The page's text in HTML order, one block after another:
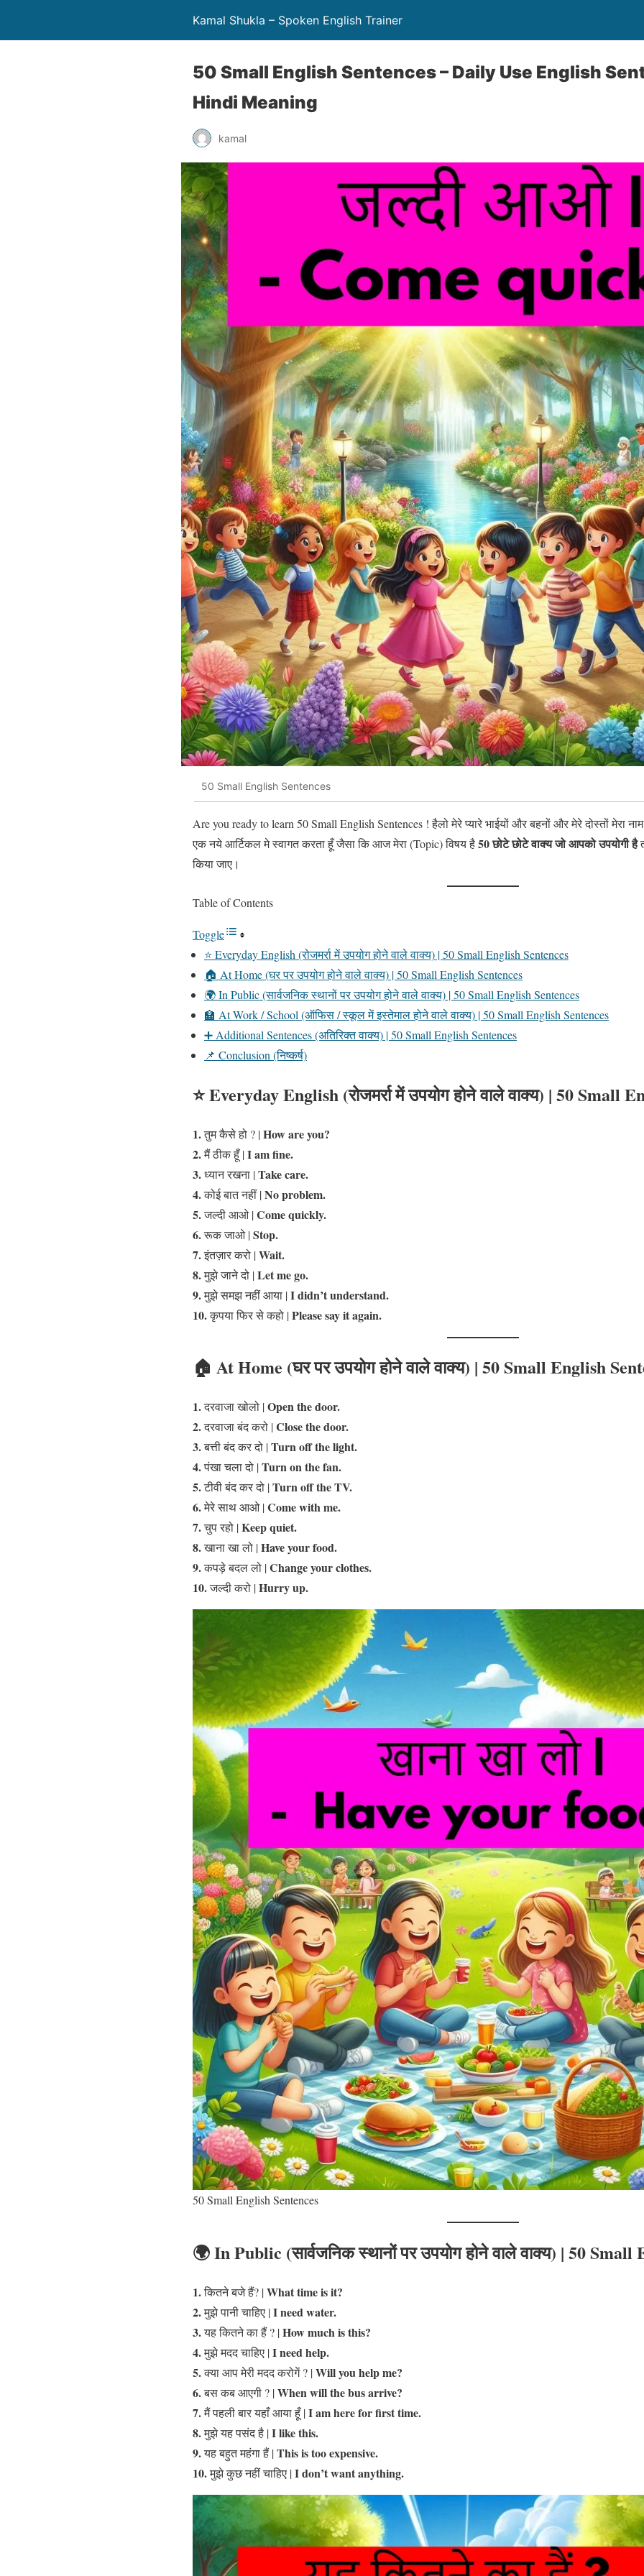
Kamal Shukla – Spoken English Trainer
50 Small English Sentences – Daily Use English
Hindi Meaning
kamal
50 Small English Sentences
Are you ready to learn 50 Small English Sentences ! हैलो मेरे प्यारे भाईयों और बहनों और मेरे दोस्तों मेरा
एक नये आर्टिकल मे स्वागत करता हूँ जैसा कि आज मेरा (Topic) विषय है50 छोटे छोटे वाक्य जो आपको उपयोगी है
किया जाए।
Table of Contents
Toggle
⭐ Everyday English (रोजमर्रा में उपयोग होने वाले वाक्य) | 50 Small English Sentences
🏠 At Home (घर पर उपयोग होने वाले वाक्य) | 50 Small English Sentences
🌍 In Public (सार्वजनिक स्थानों पर उपयोग होने वाले वाक्य) | 50 Small English Sentences
🏫 At Work / School (ऑफिस / स्कूल में इस्तेमाल होने वाले वाक्य) | 50 Small English Sentences
➕ Additional Sentences (अतिरिक्त वाक्य) | 50 Small English Sentences
📌 Conclusion (निष्कर्ष)
⭐Everyday English (रोजमर्रा में उपयोग होने वाले वाक्य) | 50 Small
1.तुम कैसे हो ? |How are you?
2.मैं ठीक हूँ |I am fine.
3.ध्यान रखना |Take care.
4.कोई बात नहीं |No problem.
5.जल्दी आओ |Come quickly.
6.रूक जाओ |Stop.
7.इंतज़ार करो |Wait.
8.मुझे जाने दो |Let me go.
9.मुझे समझ नहीं आया |I didn’t understand.
10.कृपया फिर से कहो |Please say it again.
🏠 At Home (घर पर उपयोग होने वाले वाक्य) | 50 Small English
1.दरवाजा खोलो |Open the door.
2.दरवाजा बंद करो |Close the door.
3.बत्ती बंद कर दो |Turn off the light.
4.पंखा चला दो |Turn on the fan.
5.टीवी बंद कर दो |Turn off the TV.
6.मेरे साथ आओ |Come with me.
7.चुप रहो |Keep quiet.
8.खाना खा लो |Have your food.
9.कपड़े बदल लो |Change your clothes.
10.जल्दी करो |Hurry up.
50 Small English Sentences
🌍In Public (सार्वजनिक स्थानों पर उपयोग होने वाले वाक्य) | 50 Small
1.कितने बजे हैं? |What time is it?
2.मुझे पानी चाहिए |I need water.
3.यह कितने का हैं ? |How much is this?
4.मुझे मदद चाहिए |I need help.
5.क्या आप मेरी मदद करोगें ? |Will you help me?
6.बस कब आएगी ? |When will the bus arrive?
7.मैं पहली बार यहाँ आया हूँ |I am here for first time.
8.मुझे यह पसंद है |I like this.
9.यह बहुत महंगा हैं |This is too expensive.
10.मुझे कुछ नहीं चाहिए |I don’t want anything.